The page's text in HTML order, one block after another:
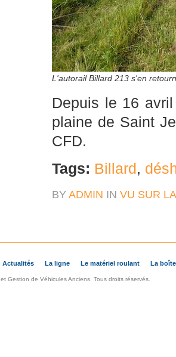
L'autorail Billard 213 s'en
Depuis le 16
plaine de Saint
CFD.
Tags: Billard,
BY ADMIN IN VU SUR
Actualités La ligne Le matériel roulant La
Gestion de Véhicules Anciens. Tous droits réservés.